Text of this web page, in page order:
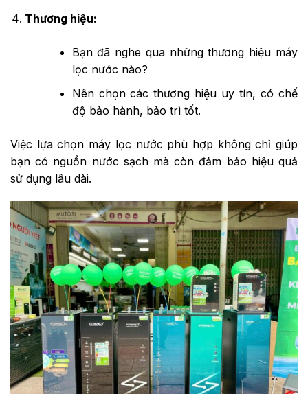
Thương hiệu:
Bạn đã nghe qua những thương hiệu máy
lọc nước nào?
Nên chọn các thương hiệu uy tín, có chế
độ bảo hành, bảo trì tốt.
Việc lựa chọn máy lọc nước phù hợp không chỉ giúp
bạn có nguồn nước sạch mà còn đảm bảo hiệu quả
sử dụng lâu dài.